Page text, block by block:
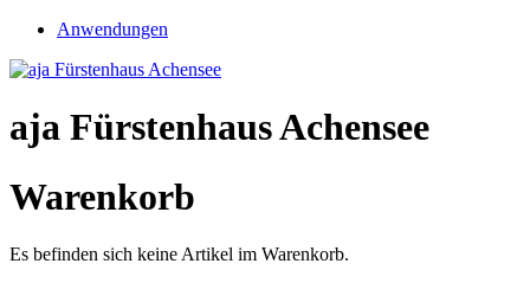
Anwendungen
aja Fürstenhaus Achensee
Warenkorb
Es befinden sich keine Artikel im Warenkorb.